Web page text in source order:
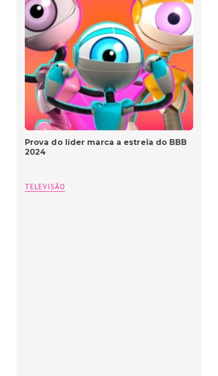
Prova do líder marca a estreia do BBB
2024
TELEVISÃO